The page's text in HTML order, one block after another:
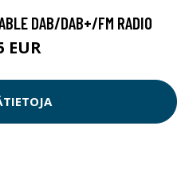
DAB/DAB+/FM RADIO
EUR